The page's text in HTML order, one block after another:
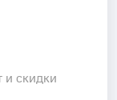
и скидки